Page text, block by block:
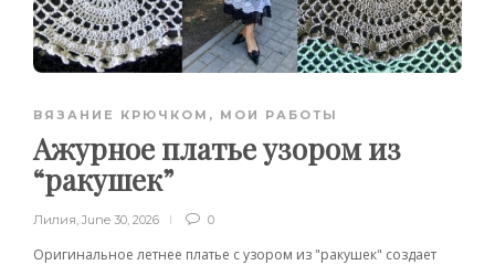
ВЯЗАНИЕ КРЮЧКОМ , МОИ РАБОТЫ
Ажурное платье узором из
“ракушек”
Лилия June 30, 2026 0
Оригинальное летнее платье с узором из "ракушек" создает